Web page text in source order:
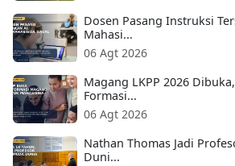
Dosen Pasang Instruksi
Mahasi...
06 Agt 2026
Magang LKPP 2026
Formasi...
06 Agt 2026
Nathan Thomas Jadi
Duni...